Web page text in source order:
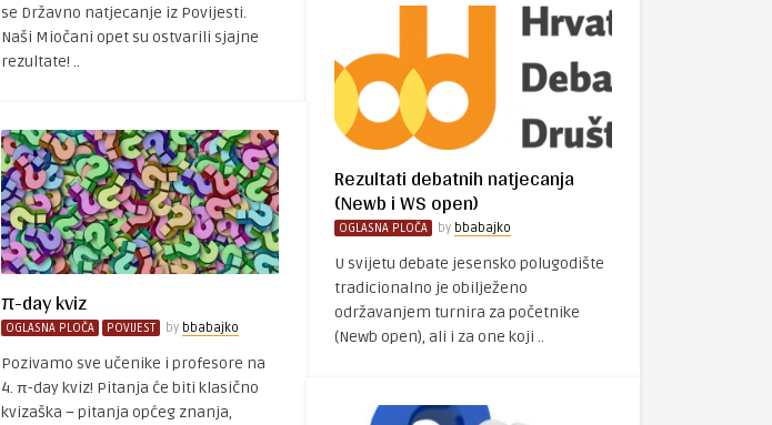
se Državno natjecanje iz Povijesti.
Naši Miočani opet su ostvarili sjajne
rezultate! ..
Rezultati debatnih natjecanja
(Newb i WS open)
OGLASNA PLOČA by bbabajko
U svijetu debate jesensko polugodište
tradicionalno je obilježeno
održavanjem turnira za početnike
(Newb open), ali i za one koji ..
π-day kviz
OGLASNA PLOČA POVIJEST by bbabajko
Pozivamo sve učenike i profesore na
4. π-day kviz! Pitanja će biti klasično
kvizaška – pitanja općeg znanja,